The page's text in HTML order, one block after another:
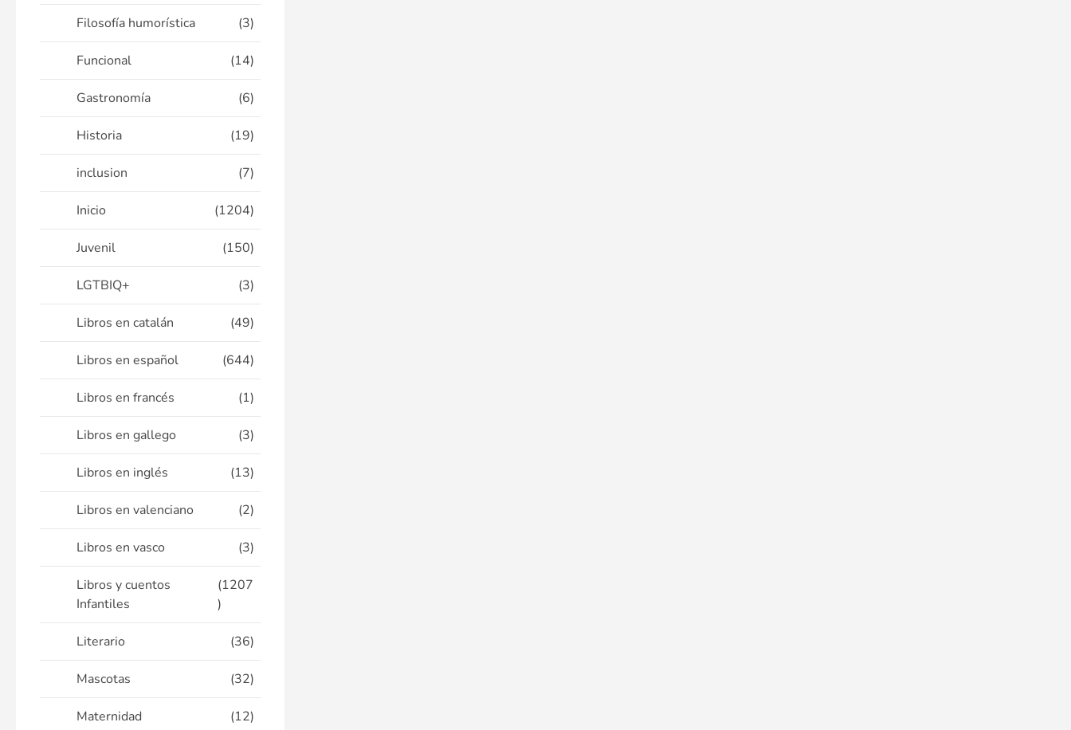
Filosofía humorística (3)
Funcional (14)
Gastronomía (6)
Historia (19)
inclusion (7)
Inicio (1204)
Juvenil (150)
LGTBIQ+ (3)
Libros en catalán (49)
Libros en español (644)
Libros en francés (1)
Libros en gallego (3)
Libros en inglés (13)
Libros en valenciano (2)
Libros en vasco (3)
Libros y cuentos
Infantiles
(1207
)
Literario (36)
Mascotas (32)
Maternidad (12)